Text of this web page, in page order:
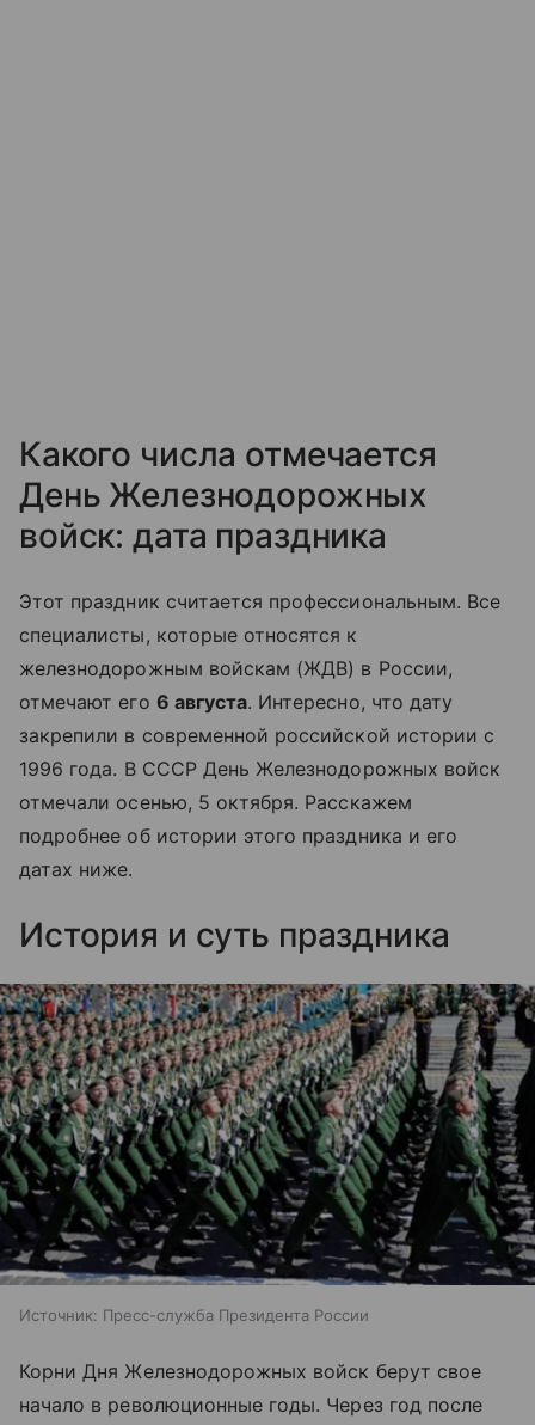
Какого числа отмечается
День Железнодорожных
войск: дата праздника
Этот праздник считается профессиональным. Все
специалисты, которые относятся к
железнодорожным войскам (ЖДВ) в России,
отмечают его 6 августа. Интересно, что дату
закрепили в современной российской истории с
1996 года. В СССР День Железнодорожных войск
отмечали осенью, 5 октября. Расскажем
подробнее об истории этого праздника и его
датах ниже.
История и суть праздника
Источник: Пресс-служба Президента России
Корни Дня Железнодорожных войск берут свое
начало в революционные годы. Через год после